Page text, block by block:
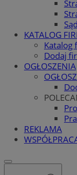
KATALOG
Katalog
Dodaj
OGŁOSZENIA
REKLAMA